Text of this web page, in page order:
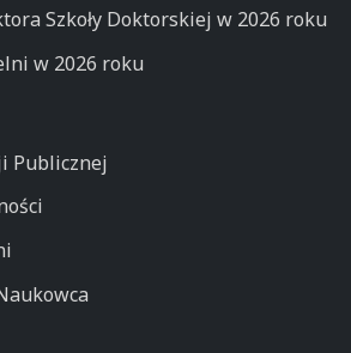
Szkoły Doktorskiej w 2026 roku
w 2026 roku
Publicznej